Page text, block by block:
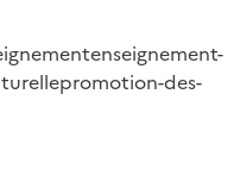
enseignement-
promotion-des-